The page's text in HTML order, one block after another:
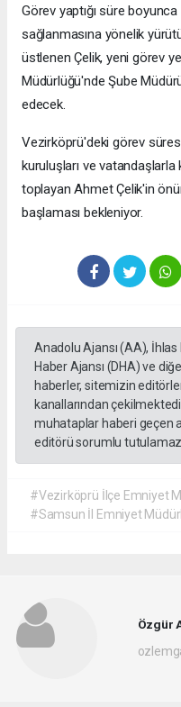
Görev yaptığı süre
sağlanmasına yönelik
üstlenen Çelik, yeni görev
Müdürlüğü'nde Şube
edecek.
Vezirköprü'deki görev
kuruluşları ve
toplayan Ahmet Çelik'in
başlaması bekleniyor.
Anadolu Ajansı (AA),
Haber Ajansı (DHA) ve
haberler, sitemizin
kanallarından
muhataplar haberi geçen
editörü sorumlu
#Vezirköprü İlçe Emniyet
#Samsun İl Emniyet
Özgür